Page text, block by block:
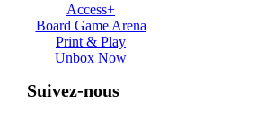
Access+
Board Game Arena
Print & Play
Unbox Now
Suivez-nous